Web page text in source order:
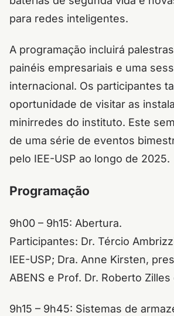
para redes inteligentes.
A programação incluirá
painéis empresariais e uma
internacional. Os participantes
oportunidade de visitar as
minirredes do instituto. Este
de uma série de eventos
pelo IEE-USP ao longo de 2025.
Programação
9h00 – 9h15: Abertura.
Participantes: Dr. Tércio
IEE-USP; Dra. Anne Kirsten,
ABENS e Prof. Dr. Roberto Zilles
9h15 – 9h45: Sistemas de